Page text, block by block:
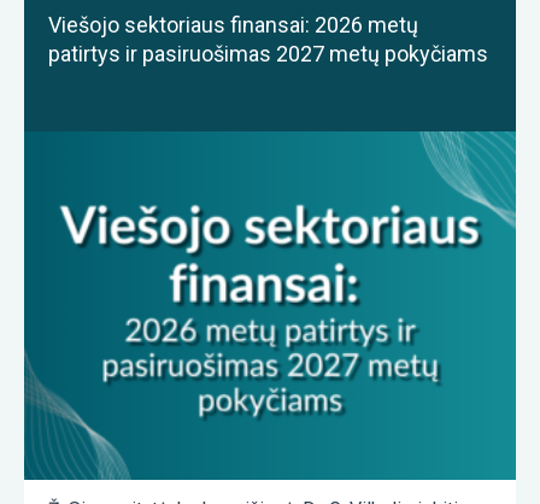
Viešojo sektoriaus finansai: 2026 metų
patirtys ir pasiruošimas 2027 metų pokyčiams